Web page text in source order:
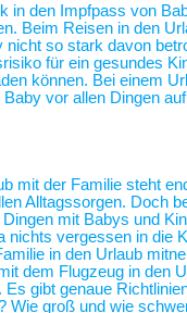
in den Impfpass von
Beim Reisen in den
so stark davon
für ein gesundes
können. Bei einem
vor allen Dingen
mit der Familie steht
Alltagssorgen. Doch
mit Babys und
nichts vergessen in die
in den Urlaub
dem Flugzeug in den
gibt genaue
Wie groß und wie